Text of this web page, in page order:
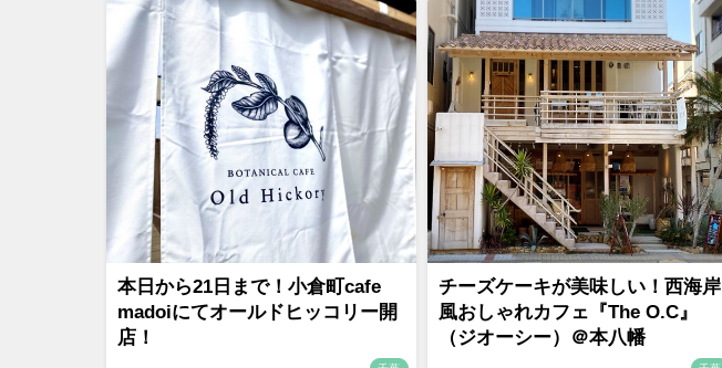
本日から21日まで！小倉町cafe
madoiにてオールドヒッコリー開
店！
チーズケーキが美味しい！西海岸
風おしゃれカフェ『The O.C』
（ジオーシー）＠本八幡